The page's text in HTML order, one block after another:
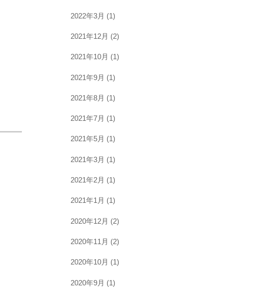
2022年3月 (1)
2021年12月 (2)
2021年10月 (1)
2021年9月 (1)
2021年8月 (1)
2021年7月 (1)
2021年5月 (1)
2021年3月 (1)
2021年2月 (1)
2021年1月 (1)
2020年12月 (2)
2020年11月 (2)
2020年10月 (1)
2020年9月 (1)